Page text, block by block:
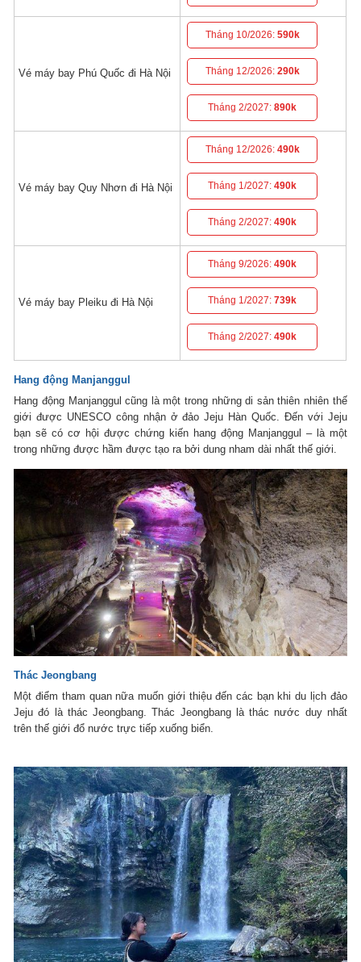
Vé máy bay Phú Quốc đi Hà Nội
Tháng 10/2026: 590k
Tháng 12/2026: 290k
Tháng 2/2027:890k
Vé máy bay Quy Nhơn đi Hà Nội
Tháng 12/2026: 490k
Tháng 1/2027:490k
Tháng 2/2027:490k
Vé máy bay Pleiku đi Hà Nội
Tháng 9/2026:490k
Tháng 1/2027:739k
Tháng 2/2027:490k
Hang động Manjanggul
Hang động Manjanggul cũng là một trong những di sản thiên nhiên thế
giới được UNESCO công nhận ở đảo Jeju Hàn Quốc. Đến với Jeju
bạn sẽ có cơ hội được chứng kiến hang động Manjanggul – là một
trong những được hầm được tạo ra bởi dung nham dài nhất thế giới.
Thác Jeongbang
Một điểm tham quan nữa muốn giới thiệu đến các bạn khi du lịch đảo
Jeju đó là thác Jeongbang. Thác Jeongbang là thác nước duy nhất
trên thế giới đổ nước trực tiếp xuống biển.